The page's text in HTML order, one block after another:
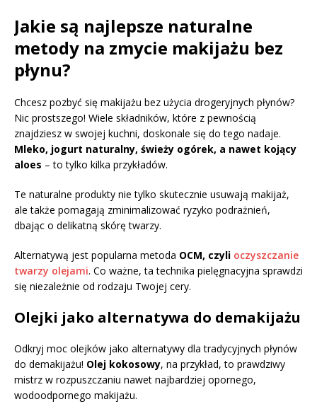
Jakie są najlepsze naturalne
metody na zmycie makijażu bez
płynu?
Chcesz pozbyć się makijażu bez użycia drogeryjnych płynów?
Nic prostszego! Wiele składników, które z pewnością
znajdziesz w swojej kuchni, doskonale się do tego nadaje.
Mleko, jogurt naturalny, świeży ogórek, a nawet kojący
aloes – to tylko kilka przykładów.
Te naturalne produkty nie tylko skutecznie usuwają makijaż,
ale także pomagają zminimalizować ryzyko podrażnień,
dbając o delikatną skórę twarzy.
Alternatywą jest popularna metoda OCM, czyli oczyszczanie
twarzy olejami. Co ważne, ta technika pielęgnacyjna sprawdzi
się niezależnie od rodzaju Twojej cery.
Olejki jako alternatywa do demakijażu
Odkryj moc olejków jako alternatywy dla tradycyjnych płynów
do demakijażu! Olej kokosowy, na przykład, to prawdziwy
mistrz w rozpuszczaniu nawet najbardziej opornego,
wodoodpornego makijażu.